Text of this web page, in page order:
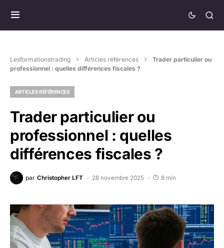
Lesformationstrading Articles références
Trader particulier ou
professionnel : quelles différences fiscales ?
ARTICLES RÉFÉRENCES
Trader particulier ou
professionnel : quelles
différences fiscales ?
par Christopher LFT 28 novembre 2025 8 min